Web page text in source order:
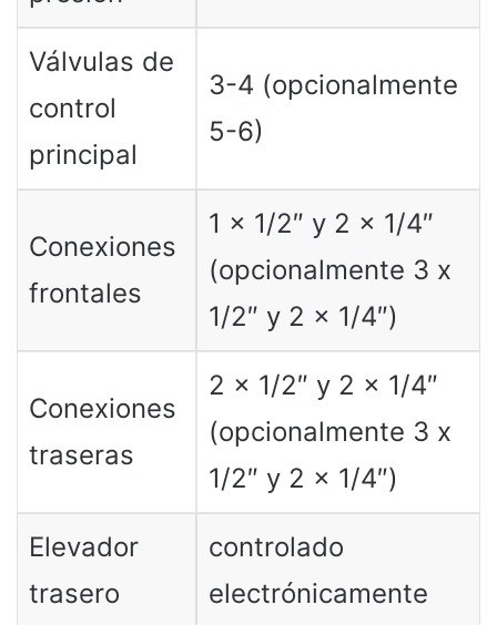
Válvulas de
control
principal
3-4 (opcionalmente
5-6)
Conexiones
frontales
1 x 1/2″ y 2 x 1/4″
(opcionalmente 3 x
1/2″ y 2 x 1/4″)
Conexiones
traseras
2 x 1/2″ y 2 x 1/4″
(opcionalmente 3 x
1/2″ y 2 x 1/4″)
Elevador
trasero
controlado
electrónicamente